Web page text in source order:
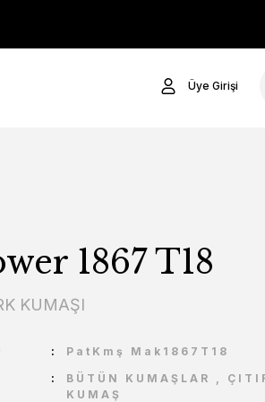
Üye Girişi
1867 T18
KUMAŞI
PatKmş Mak1867T18
BÜTÜN KUMAŞLAR ,
KUMAŞ